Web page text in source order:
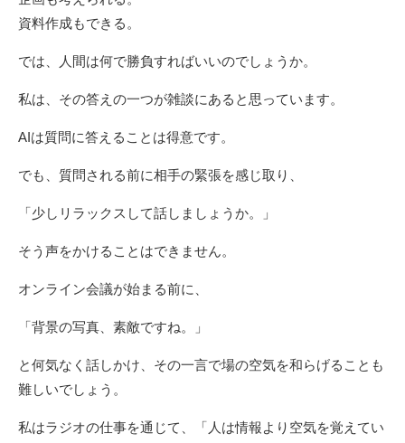
資料作成もできる。
では、人間は何で勝負すればいいのでしょうか。
私は、その答えの一つが雑談にあると思っています。
AIは質問に答えることは得意です。
でも、質問される前に相手の緊張を感じ取り、
「少しリラックスして話しましょうか。」
そう声をかけることはできません。
オンライン会議が始まる前に、
「背景の写真、素敵ですね。」
と何気なく話しかけ、その一言で場の空気を和らげることも
難しいでしょう。
私はラジオの仕事を通じて、「人は情報より空気を覚えてい